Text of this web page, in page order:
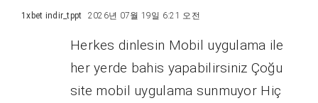
1xbet indir_tppt 2026년 07월 19일 6:21 오전
Herkes dinlesin Mobil uygulama ile
her yerde bahis yapabilirsiniz Çoğu
site mobil uygulama sunmuyor Hiç